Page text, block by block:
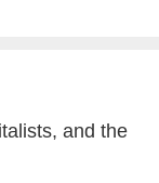
and the